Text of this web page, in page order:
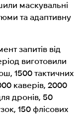
маскувальні
та адаптивну
запитів від
виготовили
1500 тактичних
каверів, 2000
дронів, 50
150 флісових